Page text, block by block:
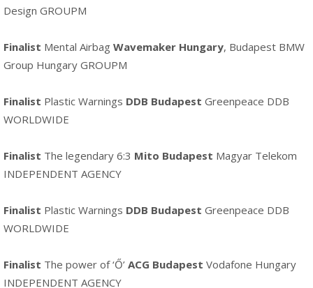
Design GROUPM
Finalist Mental Airbag Wavemaker Hungary, Budapest BMW
Group Hungary GROUPM
Finalist Plastic Warnings DDB Budapest Greenpeace DDB
WORLDWIDE
Finalist The legendary 6:3 Mito Budapest Magyar Telekom
INDEPENDENT AGENCY
Finalist Plastic Warnings DDB Budapest Greenpeace DDB
WORLDWIDE
Finalist The power of ‘Ő’ ACG Budapest Vodafone Hungary
INDEPENDENT AGENCY